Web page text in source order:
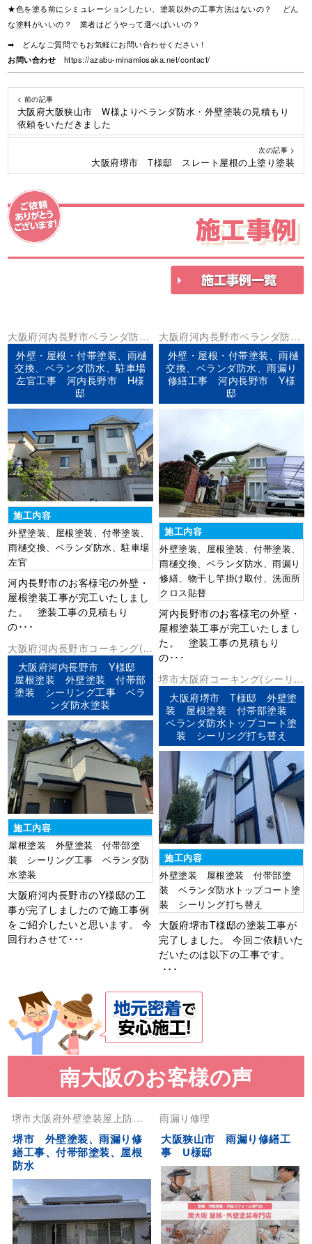
★色を塗る前にシミュレーションしたい、塗装以外の工事方法はないの？ どん
な塗料がいいの？ 業者はどうやって選べばいいの？
➡ どんなご質問でもお気軽にお問い合わせください！
お問い合わせ
https://azabu-minamiosaka.net/contact/
< 前の記事
大阪府大阪狭山市 W様よりベランダ防水・外壁塗装の見積もり
依頼をいただきました
次の記事 >
大阪府堺市 T様邸 スレート屋根の上塗り塗装
施工事例
大阪府河内長野市ベランダ防水
外壁塗装屋根塗装防水工事
外壁・屋根・付帯塗装、雨樋
交換、ベランダ防水、駐車場
左官工事 河内長野市 H様
邸
施工内容
外壁塗装、屋根塗装、付帯塗装、
雨樋交換、ベランダ防水、駐車場
左官
河内長野市のお客様宅の外壁・
屋根塗装工事が完工いたしまし
た。 塗装工事の見積もり
の･･･
大阪府河内長野市ベランダ防水
外壁塗装屋根塗装防水工事
外壁・屋根・付帯塗装、雨樋
交換、ベランダ防水、雨漏り
修繕工事 河内長野市 Y様
邸
施工内容
外壁塗装、屋根塗装、付帯塗装、
雨樋交換、ベランダ防水、雨漏り
修繕、物干し竿掛け取付、洗面所
クロス貼替
河内長野市のお客様宅の外壁・
屋根塗装工事が完工いたしまし
た。 塗装工事の見積もり
の･･･
大阪府河内長野市コーキング(シ
ーリング)ベランダ防水外壁塗装
屋根塗装防水工事
大阪府河内長野市 Y様邸
屋根塗装 外壁塗装 付帯部
塗装 シーリング工事 ベラ
ンダ防水塗装
施工内容
屋根塗装 外壁塗装 付帯部塗
装 シーリング工事 ベランダ防
水塗装
大阪府河内長野市のY様邸の工
事が完了しましたので施工事例
をご紹介したいと思います。 今
回行わさせて･･･
堺市大阪府コーキング(シーリン
グ)ベランダ防水外壁塗装 屋根塗
装防水工事
大阪府堺市 T様邸 外壁塗
装 屋根塗装 付帯部塗装
ベランダ防水トップコート塗
装 シーリング打ち替え
施工内容
外壁塗装 屋根塗装 付帯部塗
装 ベランダ防水トップコート塗
装 シーリング打ち替え
大阪府堺市T様邸の塗装工事が
完了しました。 今回ご依頼いた
だいたのは以下の工事です。
･･･
南大阪のお客様の声
堺市大阪府外壁塗装屋上防水
屋根塗装雨漏り修理
堺市 外壁塗装、雨漏り修
繕工事、付帯部塗装、屋根
防水
雨漏り修理
大阪狭山市 雨漏り修繕工
事 U様邸